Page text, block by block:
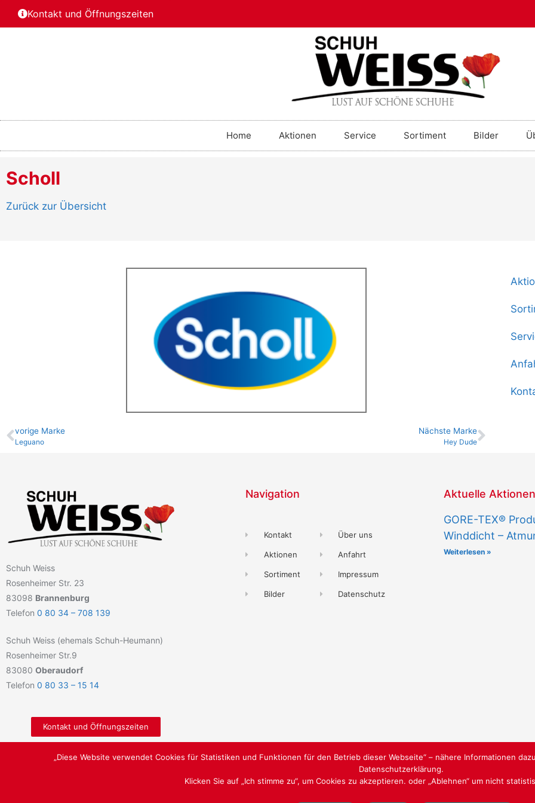
Kontakt und Öffnungszeiten
Home Aktionen Service Sortiment Bilder
Scholl
Zurück zur Übersicht
vo­ri­ge Marke
Leguano
Nächste Marke
Hey Dude
Schuh Weiss
Rosenheimer Str. 23
83098 Brannenburg
Telefon 0 80 34 – 708 139
Schuh Weiss (ehemals Schuh-Heumann)
Rosenheimer Str.9
83080 Oberaudorf
Telefon 0 80 33 – 15 14
Kontakt und Öffnungszeiten
Navigation
Kontakt
Aktionen
Sortiment
Bilder
Über uns
Anfahrt
Impressum
Datenschutz
Aktuelle Aktionen
GORE-TEX®
Winddicht –
Weiterlesen »
WEBGESTALTUNG WWW.SABU-
„Diese Website verwendet Cookies für Statistiken und Funktionen für den Betrieb dieser Webseite“ – nähere Informationen
Datenschutzerklärung.
Klicken Sie auf „Ich stimme zu“, um Cookies zu akzeptieren. oder „Ablehnen“ um nicht